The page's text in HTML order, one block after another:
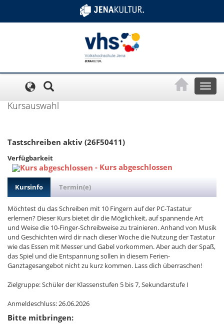
Toggle
Kursauswahl
Tastschreiben aktiv (26F50411)
Verfügbarkeit
- Kurs abgeschlossen
Kursinfo Termin(e)
Möchtest du das Schreiben mit 10 Fingern auf der PC-Tastatur
erlernen? Dieser Kurs bietet dir die Möglichkeit, auf spannende Art
und Weise die 10-Finger-Schreibweise zu trainieren. Anhand von Musik
und Geschichten wird dir nach dieser Woche die Nutzung der Tastatur
wie das Essen mit Messer und Gabel vorkommen. Aber auch der Spaß,
das Spiel und die Entspannung sollen in diesem Ferien-
Ganztagesangebot nicht zu kurz kommen. Lass dich überraschen!
Zielgruppe: Schüler der Klassenstufen 5 bis 7, Sekundarstufe I
Anmeldeschluss: 26.06.2026
Bitte mitbringen: